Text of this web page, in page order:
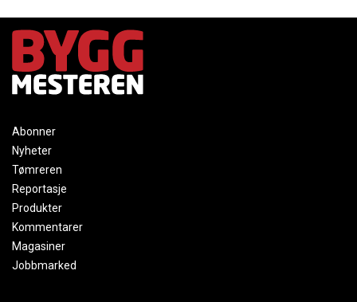
Abonner
Nyheter
Tømreren
Reportasje
Produkter
Kommentarer
Magasiner
Jobbmarked